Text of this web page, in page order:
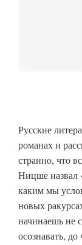
Русские
романах и
странно, что
Ницше назвал
каким мы
новых
начинаешь не
осознавать,